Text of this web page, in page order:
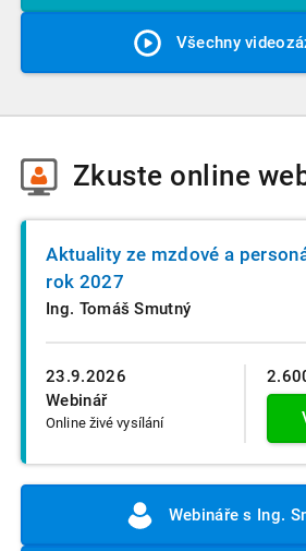
Všechny
Zkuste online
23.9.2026
Webinář
Online živé vysílání
Aktuality ze mzdové a
rok 2027
Ing. Tomáš Smutný
Webináře s Ing.